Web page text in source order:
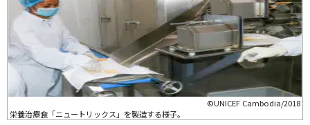
©UNICEF Cambodia/2018
栄養治療食「ニュートリックス」を製造する様子。